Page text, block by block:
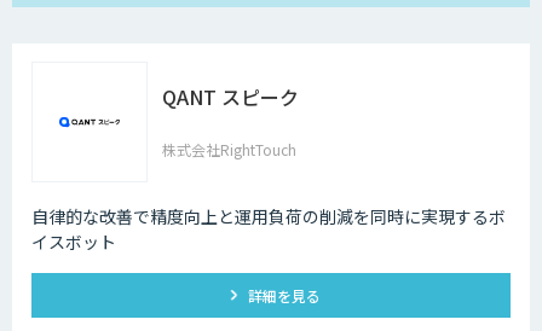
QANT スピーク
株式会社RightTouch
自律的な改善で精度向上と運用負荷の削減を同時に実現するボ
イスボット
詳細を見る